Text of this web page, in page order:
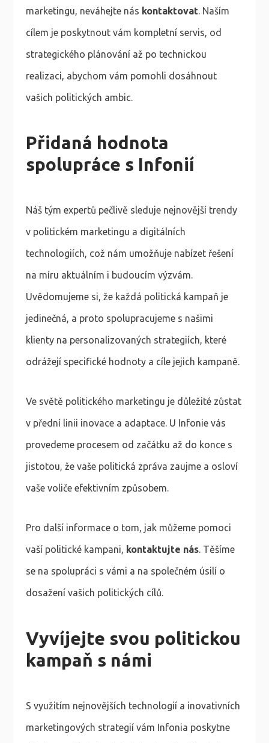
marketingu, neváhejte nás kontaktovat . Naším
cílem je poskytnout vám kompletní servis, od
strategického plánování až po technickou
realizaci, abychom vám pomohli dosáhnout
vašich politických ambic.
Přidaná hodnota
spolupráce s Infonií
Náš tým expertů pečlivě sleduje nejnovější trendy
v politickém marketingu a digitálních
technologiích, což nám umožňuje nabízet řešení
na míru aktuálním i budoucím výzvám.
Uvědomujeme si, že každá politická kampaň je
jedinečná, a proto spolupracujeme s našimi
klienty na personalizovaných strategiích, které
odrážejí specifické hodnoty a cíle jejich kampaně.
Ve světě politického marketingu je důležité zůstat
v přední linii inovace a adaptace. U Infonie vás
provedeme procesem od začátku až do konce s
jistotou, že vaše politická zpráva zaujme a osloví
vaše voliče efektivním způsobem.
Pro další informace o tom, jak můžeme pomoci
vaší politické kampani, kontaktujte nás. Těšíme
se na spolupráci s vámi a na společném úsilí o
dosažení vašich politických cílů.
Vyvíjejte svou politickou
kampaň s námi
S využitím nejnovějších technologií a inovativních
marketingových strategií vám Infonia poskytne